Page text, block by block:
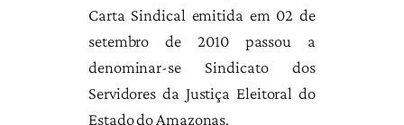
Carta Sindical emitida em 02 de
setembro de 2010 passou a
denominar-se Sindicato dos
Servidores da Justiça Eleitoral do
Estado do Amazonas.